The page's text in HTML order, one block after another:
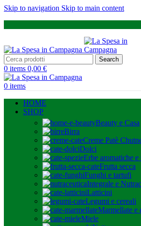
Skip to navigation Skip to main content
Search
0 items 0,00 €
0 items
HOME
SHOP
Beauty e Casa
Birra
Creme Patè
Dolci
Erbe aromatiche e
Frutta secca
Funghi e tartufi
Integrale e
Latticini
Legumi e cereali
Marmellate e
Miele